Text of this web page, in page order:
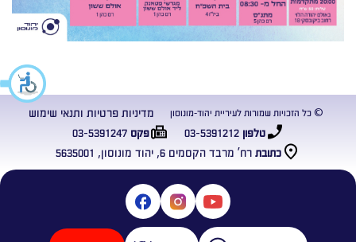
כתובת רח’ מרבד הקסמים 6, יהוד מונוסון, 5635001
טלפון03-5391212 פקס03-5391247
© כל הזכויות שמורות לעיריית יהוד-מונוסון מדיניות פרטיות ותנאי שימוש